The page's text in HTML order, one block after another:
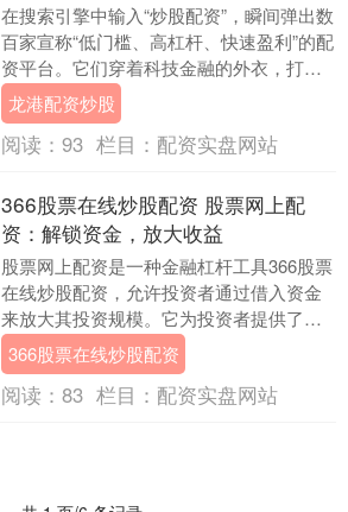
在搜索引擎中输入“炒股配资”，瞬间弹出数
百家宣称“低门槛、高杠杆、快速盈利”的配
资平台。它们穿着科技金融的外衣，打着
“助力散户实现财富自由”的旗号，在互联网
的灰....
龙港配资炒股
阅读： 93 栏目： 配资实盘网站
366股票在线炒股配资 股票网上配
资：解锁资金，放大收益
股票网上配资是一种金融杠杆工具366股票
在线炒股配资，允许投资者通过借入资金
来放大其投资规模。它为投资者提供了在
不增加自身资本的情况下增加投资头寸的
机会。 股票....
366股票在线炒股配资
阅读： 83 栏目： 配资实盘网站